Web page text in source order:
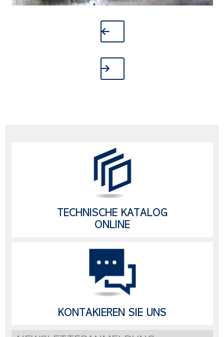
TECHNISCHE KATALOG
ONLINE
KONTAKIEREN SIE UNS